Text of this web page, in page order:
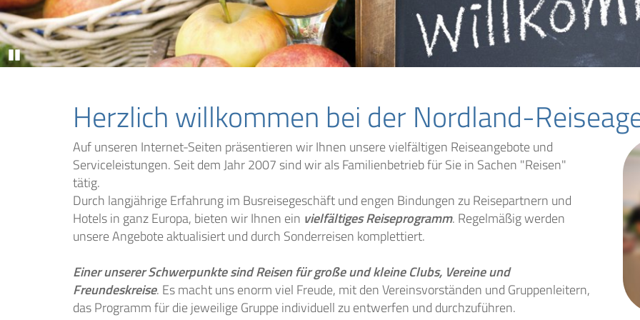
Pause
Herzlich willkommen bei der Nordland-
Auf unseren Internet-Seiten präsentieren wir Ihnen unsere vielfältigen Reiseangebote und
Serviceleistungen. Seit dem Jahr 2007 sind wir als Familienbetrieb für Sie in Sachen "Reisen"
tätig.
Durch langjährige Erfahrung im Busreisegeschäft und engen Bindungen zu Reisepartnern und
Hotels in ganz Europa, bieten wir Ihnen ein vielfältiges Reiseprogramm. Regelmäßig werden
unsere Angebote aktualisiert und durch Sonderreisen komplettiert.
Einer unserer Schwerpunkte sind Reisen für große und kleine Clubs, Vereine und
Freundeskreise. Es macht uns enorm viel Freude, mit den Vereinsvorständen und Gruppenleitern,
das Programm für die jeweilige Gruppe individuell zu entwerfen und durchzuführen.